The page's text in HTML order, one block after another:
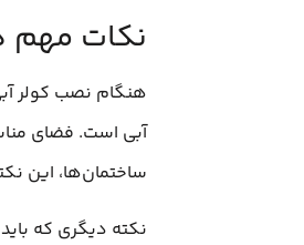
نکات مهم
هنگام نصب کولر
آبی است. فضای
ساختمان‌ها، این
نکته دیگری که